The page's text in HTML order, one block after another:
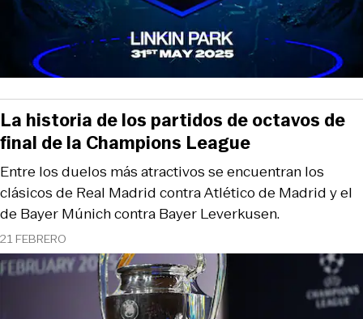
21 FEBRERO
Entre los duelos más atractivos se encuentran los
clásicos de Real Madrid contra Atlético de Madrid y el
de Bayer Múnich contra Bayer Leverkusen.
La historia de los partidos de octavos de
final de la Champions League